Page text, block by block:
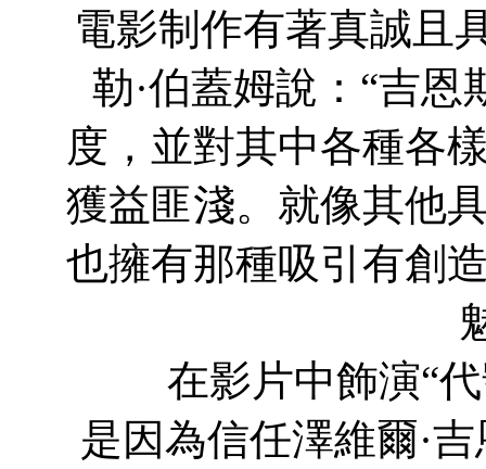
電影制作有著真誠且
勒·伯蓋姆說：“吉
度，並對其中各種各
獲益匪淺。就像其他
也擁有那種吸引有創
在影片中飾演“代
是因為信任澤維爾·